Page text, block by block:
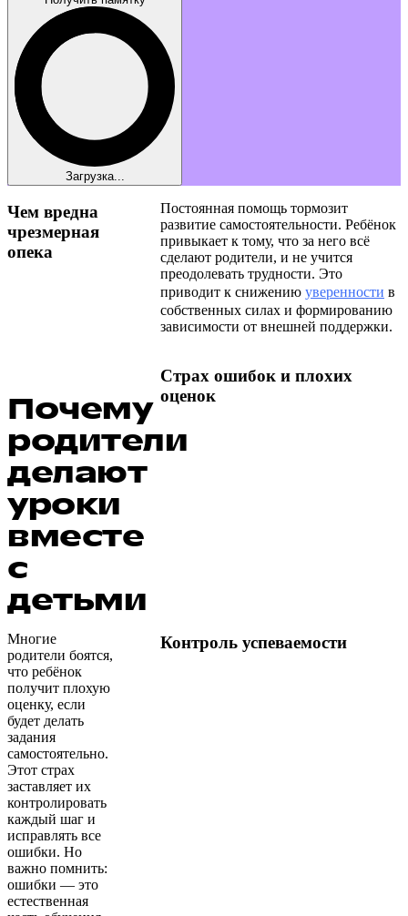
Загрузка...
Чем вредна
чрезмерная
опека
Постоянная помощь тормозит
развитие самостоятельности. Ребёнок
привыкает к тому, что за него всё
сделают родители, и не учится
преодолевать трудности. Это
приводит к снижению уверенности в
собственных силах и формированию
зависимости от внешней поддержки.
Почему
родители
делают
уроки
вместе
с
детьми
Страх ошибок и плохих
оценок
Многие
родители боятся,
что ребёнок
получит плохую
оценку, если
будет делать
задания
самостоятельно.
Этот страх
заставляет их
контролировать
каждый шаг и
исправлять все
ошибки. Но
важно помнить:
ошибки — это
естественная
Контроль успеваемости